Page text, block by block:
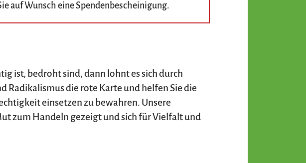
auf Wunsch eine Spendenbescheinigung.
ist, bedroht sind, dann lohnt es sich durch
Radikalismus die rote Karte und helfen Sie die
einsetzen zu bewahren. Unsere
zum Handeln gezeigt und sich für Vielfalt und